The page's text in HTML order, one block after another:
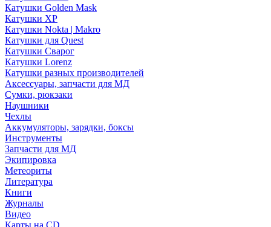
Катушки Golden Mask
Катушки XP
Катушки Nokta | Makro
Катушки для Quest
Катушки Сварог
Катушки Lorenz
Катушки разных производителей
Аксессуары, запчасти для МД
Сумки, рюкзаки
Наушники
Чехлы
Аккумуляторы, зарядки, боксы
Инструменты
Запчасти для МД
Экипировка
Метеориты
Литература
Книги
Журналы
Видео
Карты на CD